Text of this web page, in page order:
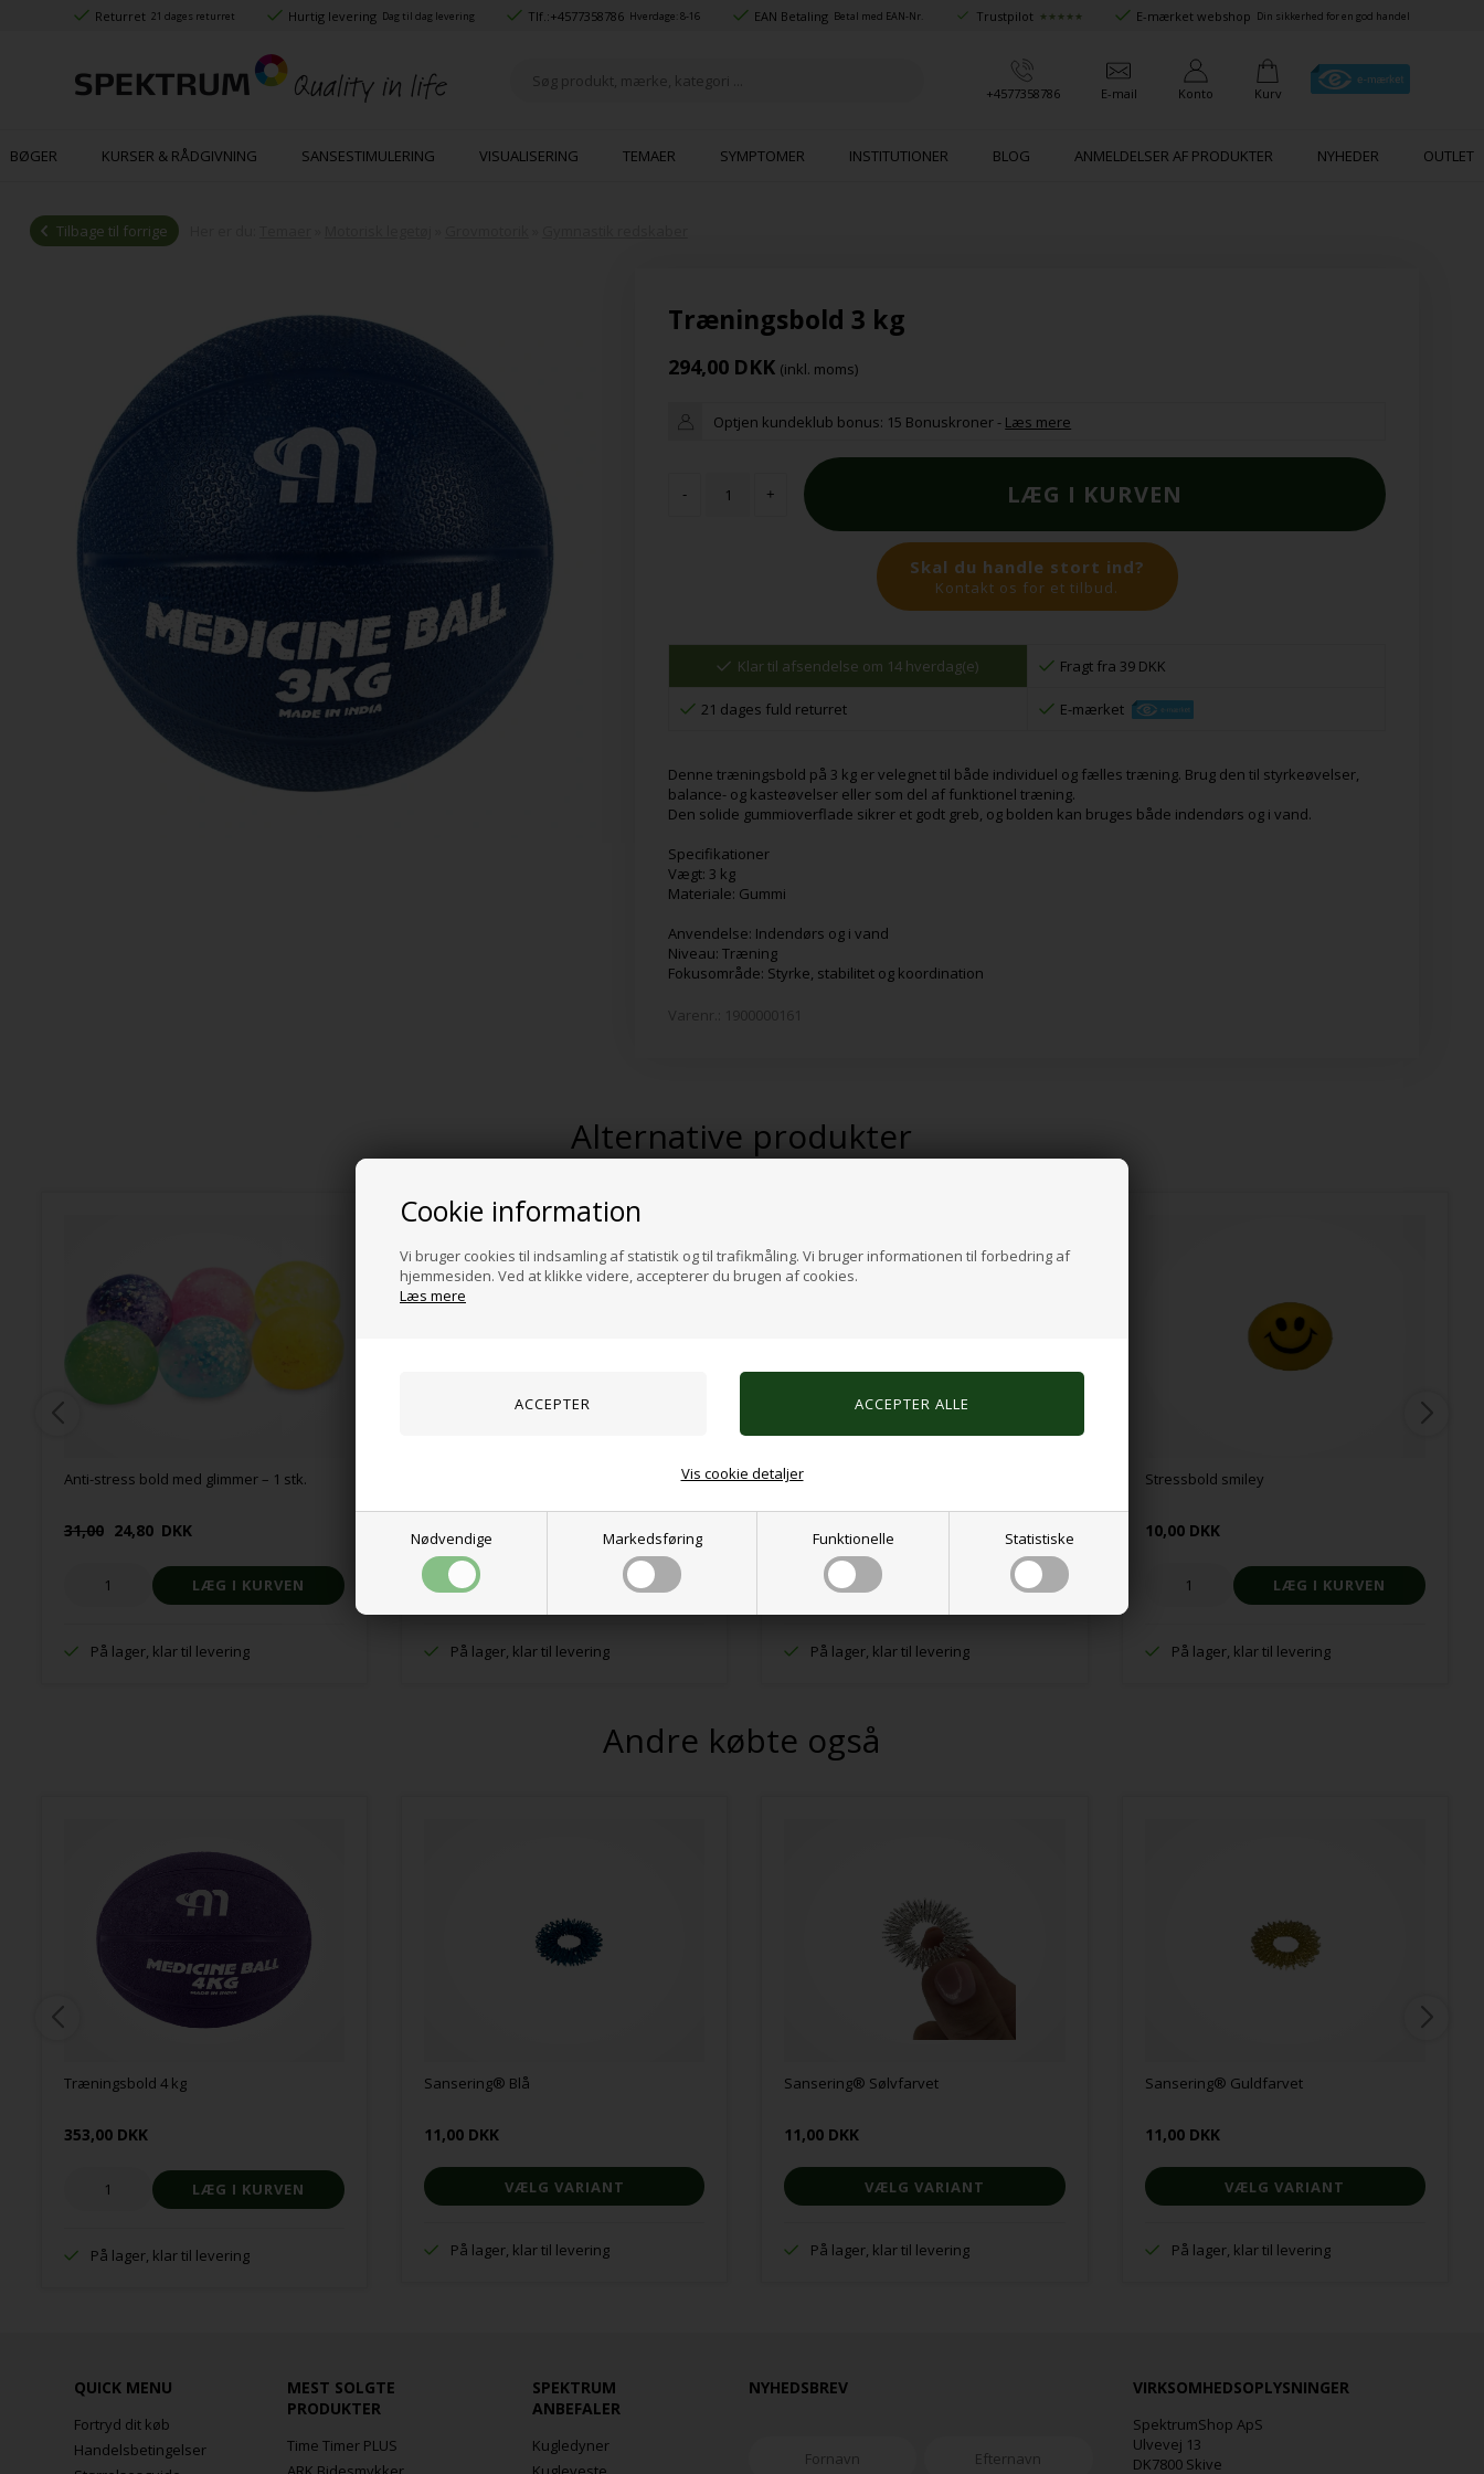
Cookie information
Vi bruger cookies til indsamling af statistik og til trafikmåling. Vi bruger informationen til forbedring af
hjemmesiden. Ved at klikke videre, accepterer du brugen af cookies.
Læs mere
Nødvendige Markedsføring Funktionelle Statistiske
Vis cookie detaljer
Returret 21 dages returret Hurtig levering Dag til dag levering Tlf.:+4577358786 Hverdage: 8-16 EAN Betaling Betal med EAN-Nr. Trustpilot ★★★★★ E-mærket webshop Din sikkerhed for en god handel
+4577358786 E-mail Konto Kurv
BØGER KURSER & RÅDGIVNING SANSESTIMULERING VISUALISERING TEMAER SYMPTOMER INSTITUTIONER BLOG ANMELDELSER AF PRODUKTER NYHEDER OUTLET
Tilbage til forrige
Træningsbold 3 kg
294,00 DKK (inkl. moms)
Optjen kundeklub bonus: 15 Bonuskroner - Læs mere
- +
Skal du handle stort ind?
Kontakt os for et tilbud.
Klar til afsendelse om 14 hverdag(e) Fragt fra 39 DKK
21 dages fuld returret E-mærket
Denne træningsbold på 3 kg er velegnet til både individuel og fælles træning. Brug den til styrkeøvelser,
balance- og kasteøvelser eller som del af funktionel træning.
Den solide gummioverflade sikrer et godt greb, og bolden kan bruges både indendørs og i vand.
Specifikationer
Vægt: 3 kg
Materiale: Gummi
Anvendelse: Indendørs og i vand
Niveau: Træning
Fokusområde: Styrke, stabilitet og koordination
Varenr.: 1900000161
Alternative produkter
Anti-stress bold med glimmer – 1 stk.
31,00 24,80 DKK
På lager, klar til levering
63,00 DKK
På lager, klar til levering
Sensorisk fidget puslespil
124,00 DKK
På lager, klar til levering
Stressbold smiley
10,00 DKK
På lager, klar til levering
Andre købte også
Træningsbold 4 kg
353,00 DKK
På lager, klar til levering
Sansering® Blå
11,00 DKK
VÆLG VARIANT
På lager, klar til levering
Sansering® Sølvfarvet
11,00 DKK
VÆLG VARIANT
På lager, klar til levering
Sansering® Guldfarvet
11,00 DKK
VÆLG VARIANT
På lager, klar til levering
QUICK MENU
Fortryd dit køb
Handelsbetingelser
MEST SOLGTE
PRODUKTER
Time Timer PLUS
SPEKTRUM
ANBEFALER
Kugledyner
NYHEDSBREV VIRKSOMHEDSOPLYSNINGER
SpektrumShop ApS
Ulvevej 13
DK7800 Skive